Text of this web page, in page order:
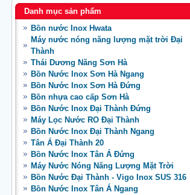
Danh mục sản phẩm
Bồn nước Inox Hwata
Máy nước nóng năng lượng mặt trời Đại
Thành
Thái Dương Năng Sơn Hà
Bồn Nước Inox Sơn Hà Ngang
Bồn Nước Inox Sơn Hà Đứng
Bồn nhựa cao cấp Sơn Hà
Bồn Nước Inox Đại Thành Đứng
Máy Lọc Nước RO Đại Thành
Bồn Nước Inox Đại Thành Ngang
Tân Á Đại Thành 20
Bồn Nước Inox Tân Á Đứng
Máy Nước Nóng Năng Lượng Mặt Trời
Bồn Nước Đại Thành - Vigo Inox SUS 316
Bồn Nước Inox Tân Á Ngang